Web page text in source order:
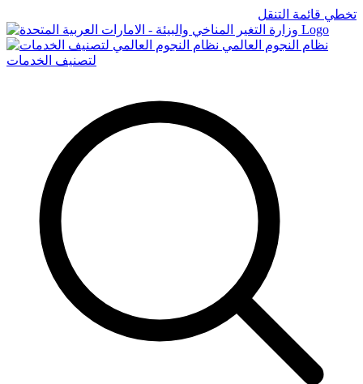
تخطي قائمة التنقل
Logo
نظام النجوم العالمي
لتصنيف الخدمات